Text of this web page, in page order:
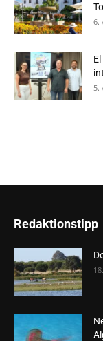
6.
5.
Redaktionstipp